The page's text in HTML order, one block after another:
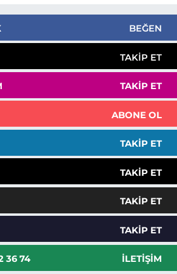
BEĞEN
TAKIP ET
TAKIP ET
ABONE OL
TAKIP ET
TAKIP ET
TAKIP ET
TAKIP ET
36 74 İLETIŞIM